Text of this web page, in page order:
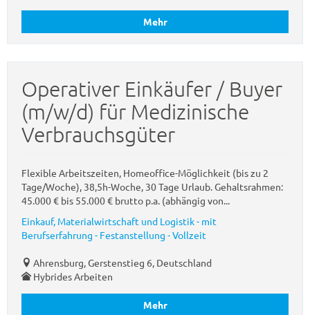
Mehr
Operativer Einkäufer / Buyer
(m/w/d) für Medizinische
Verbrauchsgüter
Flexible Arbeitszeiten, Homeoffice-Möglichkeit (bis zu 2
Tage/Woche), 38,5h-Woche, 30 Tage Urlaub. Gehaltsrahmen:
45.000 € bis 55.000 € brutto p.a. (abhängig von...
Einkauf, Materialwirtschaft und Logistik - mit
Berufserfahrung - Festanstellung - Vollzeit
Ahrensburg, Gerstenstieg 6, Deutschland
Hybrides Arbeiten
Mehr